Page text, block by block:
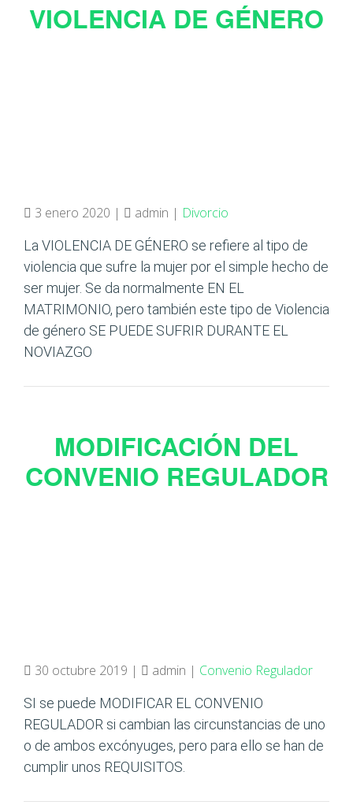
VIOLENCIA DE GÉNERO
3 enero 2020 | admin | Divorcio
La VIOLENCIA DE GÉNERO se refiere al tipo de
violencia que sufre la mujer por el simple hecho de
ser mujer. Se da normalmente EN EL
MATRIMONIO, pero también este tipo de Violencia
de género SE PUEDE SUFRIR DURANTE EL
NOVIAZGO
MODIFICACIÓN DEL
CONVENIO REGULADOR
30 octubre 2019 | admin | Convenio Regulador
SI se puede MODIFICAR EL CONVENIO
REGULADOR si cambian las circunstancias de uno
o de ambos excónyuges, pero para ello se han de
cumplir unos REQUISITOS.